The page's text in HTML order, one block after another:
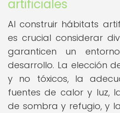
artificiales
Al construir hábitats
es crucial considerar
garanticen un
desarrollo. La elección
y no tóxicos, la
fuentes de calor y luz,
de sombra y refugio, y